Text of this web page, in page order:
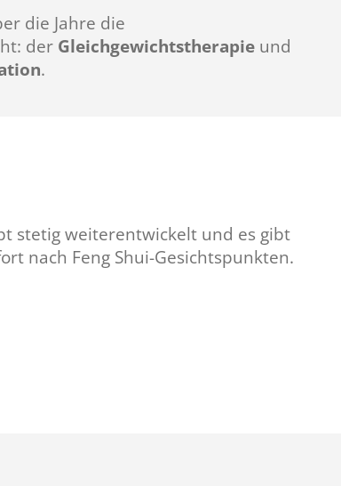
die Jahre die
der Gleichgewichtstherapie und
.
stetig weiterentwickelt und es gibt
nach Feng Shui-Gesichtspunkten.